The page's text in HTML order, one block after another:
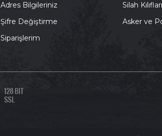
Adres Bilgileriniz Silah
Şifre Değiştirme Asker ve
Siparişlerim